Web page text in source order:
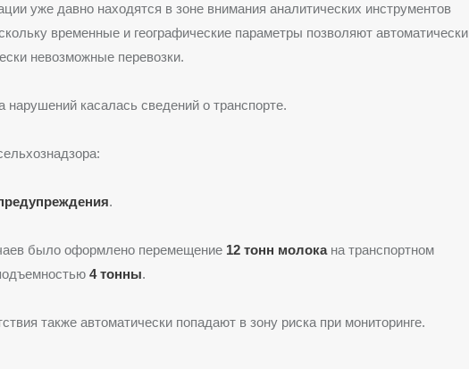
уже давно находятся в зоне внимания аналитических инструментов
временные и географические параметры позволяют автоматически
невозможные перевозки.
нарушений касалась сведений о транспорте.
.
было оформлено перемещение 12 тонн молокана транспортном
4 тонны.
также автоматически попадают в зону риска при мониторинге.